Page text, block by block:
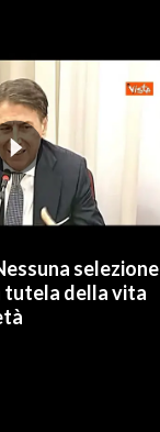
selezione
tutela della vita